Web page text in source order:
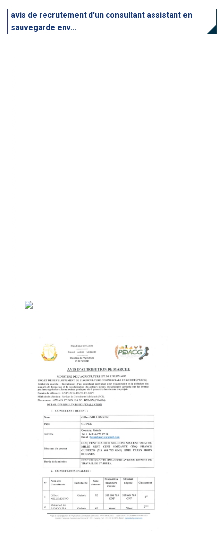
avis de recrutement d’un consultant assistant en
sauvegarde env...